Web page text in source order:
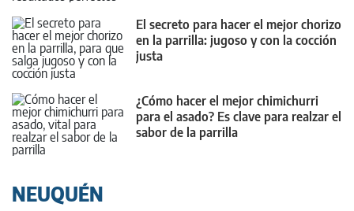
El secreto para hacer el mejor chorizo
en la parrilla: jugoso y con la cocción
justa
¿Cómo hacer el mejor chimichurri
para el asado? Es clave para realzar el
sabor de la parrilla
NEUQUÉN